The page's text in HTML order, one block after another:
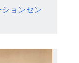
ョンセン